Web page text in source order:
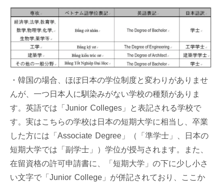
・韓国の場合、ほぼ日本の学位制度と変わりがありませ
んが、一つ日本人に馴染みがない学校の種類がありま
す。英語では「Junior Colleges」と表記される学校で
す。実はこちらの学校は日本の短期大学に相当し、卒業
した方には「Associate Degree」（「準学士」、日本の
短期大学では「副学士」）学位が授与されます。また、
在留資格の許可申請書に、「短期大学」の下に少し小さ
い文字で「Junior College」が併記されており、ここか